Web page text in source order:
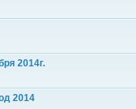
2014г.
2014